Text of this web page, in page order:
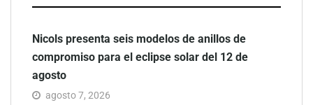
Nicols presenta seis modelos de anillos de
compromiso para el eclipse solar del 12 de
agosto
agosto 7, 2026